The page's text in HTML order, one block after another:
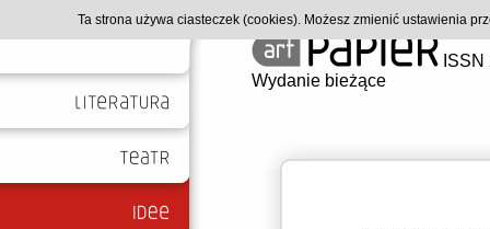
Wydanie bieżące
Ta strona używa ciasteczek (cookies). Możesz zmienić ustawienia